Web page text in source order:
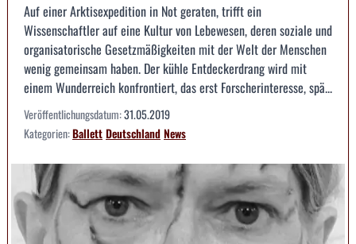
Auf einer Arktisexpedition in Not geraten, trifft ein
Wissenschaftler auf eine Kultur von Lebewesen, deren soziale und
organisatorische Gesetzmäßigkeiten mit der Welt der Menschen
wenig gemeinsam haben. Der kühle Entdeckerdrang wird mit
einem Wunderreich konfrontiert, das erst Forscherinteresse, spä...
Veröffentlichungsdatum:31.05.2019
Kategorien:BallettDeutschlandNews